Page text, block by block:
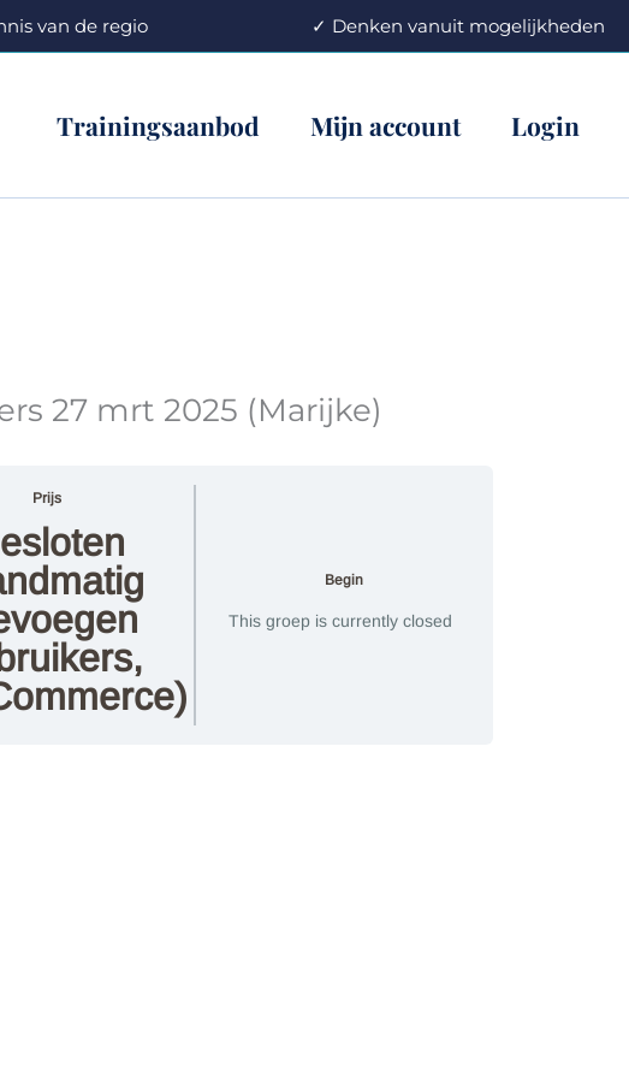
van de regio ✓ Denken vanuit mogelijkheden
Trainingsaanbod Mijn account Login
27 mrt 2025 (Marijke)
Prijs
Begin
This groep is currently closed